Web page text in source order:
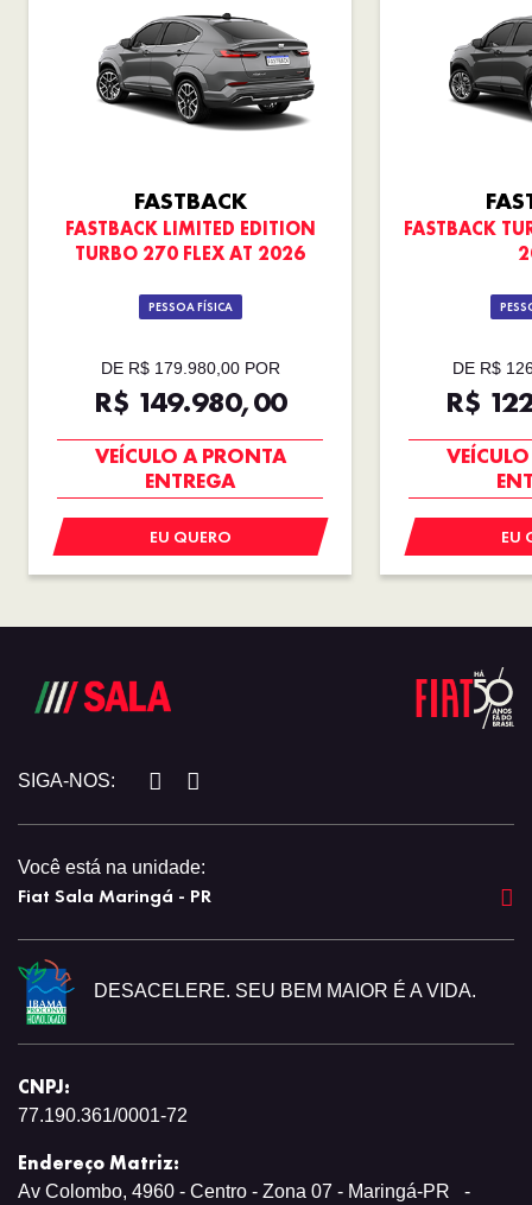
FASTBACK
FASTBACK LIMITED EDITION
TURBO 270 FLEX AT 2026
PESSOA FÍSICA
DE R$ 179.980,00 POR
R$ 149.980,00
VEÍCULO A PRONTA
ENTREGA
TAXA ZERO
EU QUERO
FASTBACK
DE R$
R$
EU
SIGA-NOS:
Você está na unidade:
Fiat Sala Maringá - PR
DESACELERE. SEU BEM MAIOR É A VIDA.
CNPJ:
77.190.361/0001-72
Endereço Matriz:
Av Colombo, 4960 - Centro - Zona 07 - Maringá-PR -